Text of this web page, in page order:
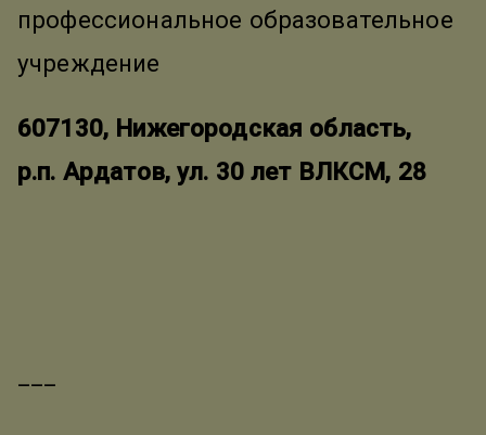
профессиональное образовательное
учреждение
607130, Нижегородская область,
р.п. Ардатов, ул. 30 лет ВЛКСМ, 28